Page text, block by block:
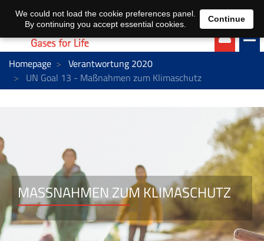
EN DE
Homepage
Verantwortung 2020
UN Goal 13 - Maßnahmen zum Klimaschutz
MASSNAHMEN ZUM KLIMASCHUTZ
We could not load the cookie preferences panel.
By continuing you accept essential cookies.
Continue